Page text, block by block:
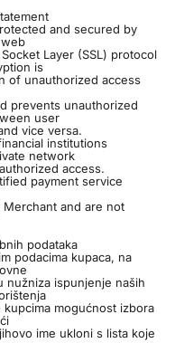
and secured by
Layer (SSL) protocol
is
of unauthorized access
prevents unauthorized
user
vice versa.
institutions
network
access.
payment service
and are not
podataka
podacima kupaca, na
nužniza ispunjenje naših
mogućnost izbora
ime ukloni s lista koje